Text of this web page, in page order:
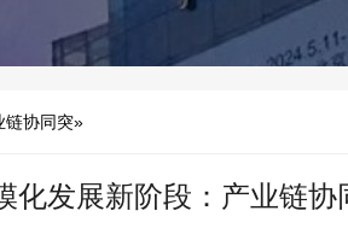
链协同突»
化发展新阶段：产业链协